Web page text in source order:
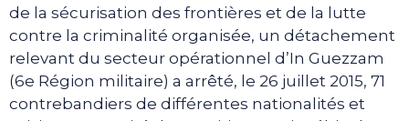
de la sécurisation des frontières et de la lutte
contre la criminalité organisée, un détachement
relevant du secteur opérationnel d’In Guezzam
(6e Région militaire) a arrêté, le 26 juillet 2015, 71
contrebandiers de différentes nationalités et